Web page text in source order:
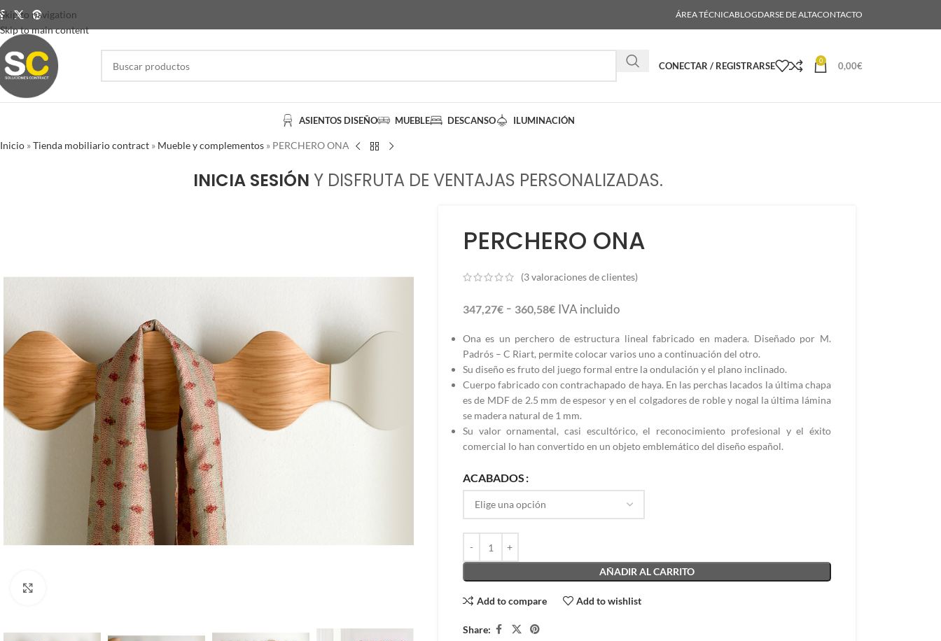
Skip to navigation
Skip to main content
ÁREA TÉCNICABLOGDARSE DE ALTACONTACTO
CONECTAR / REGISTRARSE 0 0,00€
ASIENTOS DISEÑO MUEBLE DESCANSO ILUMINACIÓN
Inicio »Tienda mobiliario contract » Mueble y complementos » PERCHERO ONA
INICIA SESIÓN Y DISFRUTA DE VENTAJAS PERSONALIZADAS.
PERCHERO ONA
(3valoraciones de clientes)
347,27€ - 360,58€ IVA incluido
Ona es un perchero de estructura lineal fabricado en madera. Diseñado por M.
Padrós – C Riart, permite colocar varios uno a continuación del otro.
Su diseño es fruto del juego formal entre la ondulación y el plano inclinado.
Cuerpo fabricado con contrachapado de haya. En las perchas lacados la última chapa
es de MDF de 2.5 mm de espesor y en el colgadores de roble y nogal la última lámina
se madera natural de 1 mm.
Su valor ornamental, casi escultórico, el reconocimiento profesional y el éxito
comercial lo han convertido en un objeto emblemático del diseño español.
ACABADOS
AÑADIR AL CARRITO
Add to compare Add to wishlist
Share: